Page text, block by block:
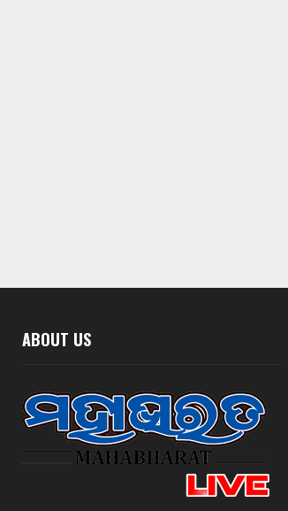
ABOUT US